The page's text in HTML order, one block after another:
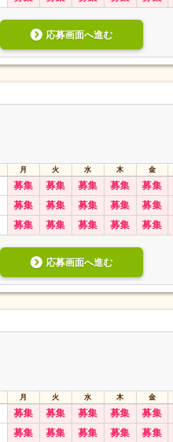
応募画面へ進む
月 火 水 木 金
募集 募集 募集 募集 募集
募集 募集 募集 募集 募集
募集 募集 募集 募集 募集
応募画面へ進む
月 火 水 木 金
募集 募集 募集 募集 募集
募集 募集 募集 募集 募集